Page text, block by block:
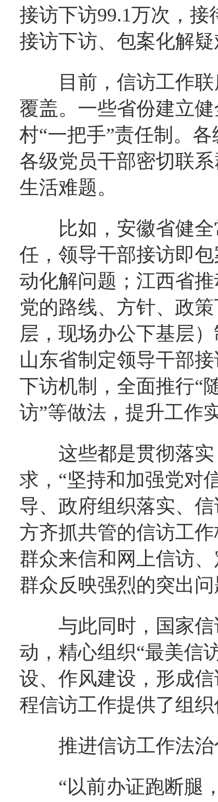
接访下访99.1万次，
接访下访、包案化解
目前，信访工作联
覆盖。一些省份建立
村“一把手”责任制。
各级党员干部密切联
生活难题。
比如，安徽省健全
任，领导干部接访即
动化解问题；江西省
党的路线、方针、政
层，现场办公下基层
山东省制定领导干部
下访机制，全面推行“
访”等做法，提升工作
这些都是贯彻落实
求，“坚持和加强党对
导、政府组织落实、
方齐抓共管的信访工
群众来信和网上信访
群众反映强烈的突出
与此同时，国家信
动，精心组织“最美信
设、作风建设，形成
程信访工作提供了组
推进信访工作法治
“以前办证跑断腿，